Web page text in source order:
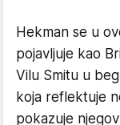
Hekman se u
pojavljuje kao
Vilu Smitu u
koja reflektuje
pokazuje